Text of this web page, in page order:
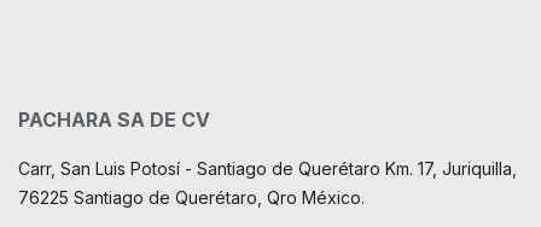
PACHARA SA DE CV
Carr, San Luis Potosí - Santiago de Querétaro Km. 17, Juriquilla,
76225 Santiago de Querétaro, Qro México.